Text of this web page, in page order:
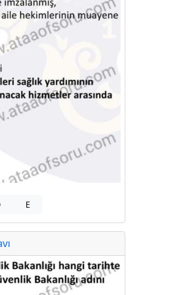
E